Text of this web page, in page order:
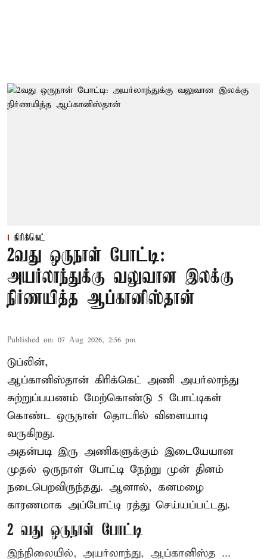
கிரிக்கெட்
2வது ஒருநாள் போட்டி:
அயர்லாந்துக்கு வலுவான இலக்கு
நிர்ணயித்த ஆப்கானிஸ்தான்
Published on: 07 Aug 2026, 2:56 pm
டுப்லின்,
ஆப்கானிஸ்தான் கிரிக்கெட் அணி அயர்லாந்து
சுற்றுப்பயணம் மேற்கொண்டு 5 போட்டிகள்
கொண்ட ஒருநாள் தொடரில் விளையாடி
வருகிறது.
அதன்படி இரு அணிகளுக்கும் இடையேயான
முதல் ஒருநாள் போட்டி நேற்று முன் தினம்
நடைபெறவிருந்தது. ஆனால், கனமழை
காரணமாக அப்போட்டி ரத்து செய்யப்பட்டது.
2 வது ஒருநாள் போட்டி
இந்நிலையில், அயர்லாந்து, ஆப்கானிஸ்த ...